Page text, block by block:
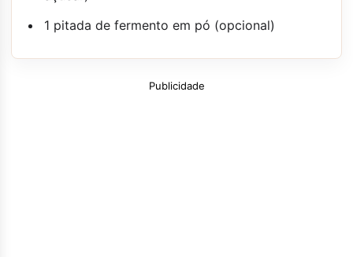
1 pitada de fermento em pó (opcional)
Publicidade